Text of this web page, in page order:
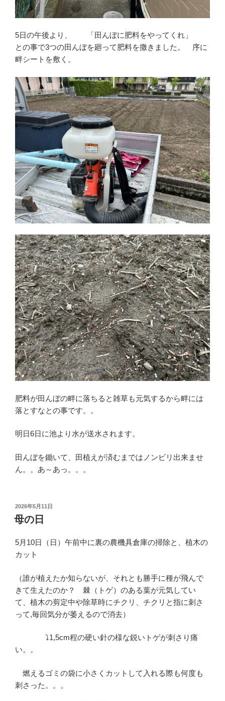
5日の午後より、 「田んぼに肥料をやってくれ」
との事で3つの田んぼを廻って肥料を撒きました。 序に
畔シートを敷く。
肥料が田んぼの畔に落ちると雑草も元気するから畔には
落とすなとの事です。。
明日6日に池より水が送水されます。
田んぼを鋤いて、田植えが済むまではノンビリ出来ませ
ん。。あ～あっ。。。
投
稿
日:
2026年5月11日
母の日
5月10日（日）午前中に裏の農機具倉庫の掃除と、植木の
カット
（誰が植えたか知らないが、それとも勝手に種が飛んで
きて生えたのか？ 棘（トゲ）のある葉が元気してい
て、植木の剪定中や除草時にチクリ、チクリと指に刺さ
って,毎回気分が萎えるので消去）
⤵1,5cm程の硬い針の様な鋭いトゲが刺さり痛
い。。
燃えるゴミの袋に小さくカットして入れる際も何度も
刺さった。。。